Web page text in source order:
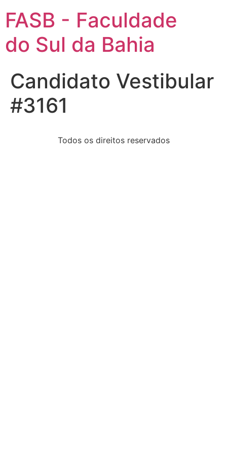
FASB - Faculdade
do Sul da Bahia
Candidato Vestibular
#3161
Todos os direitos reservados